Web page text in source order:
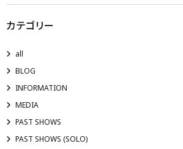
カテゴリー
all
BLOG
INFORMATION
MEDIA
PAST SHOWS
PAST SHOWS (SOLO)